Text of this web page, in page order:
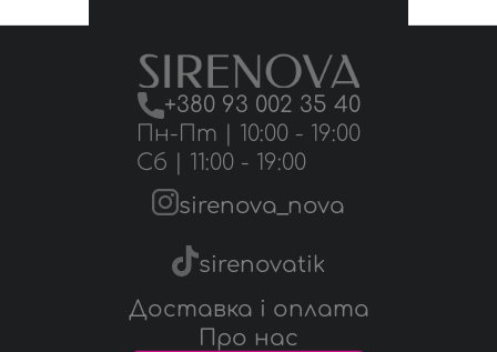
Комплекти білизни
+380 93 002 35 40
Пн-Пт | 10:00 - 19:00
Сб | 11:00 - 19:00
sirenova_nova
sirenovatik
Доставка і оплата
Про нас